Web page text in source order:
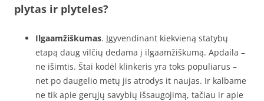
plytas ir plyteles?
Ilgaamžiškumas. Įgyvendinant kiekvieną statybų
etapą daug vilčių dedama į ilgaamžiškumą. Apdaila –
ne išimtis. Štai kodėl klinkeris yra toks populiarus –
net po daugelio metų jis atrodys it naujas. Ir kalbame
ne tik apie gerųjų savybių išsaugojimą, tačiau ir apie